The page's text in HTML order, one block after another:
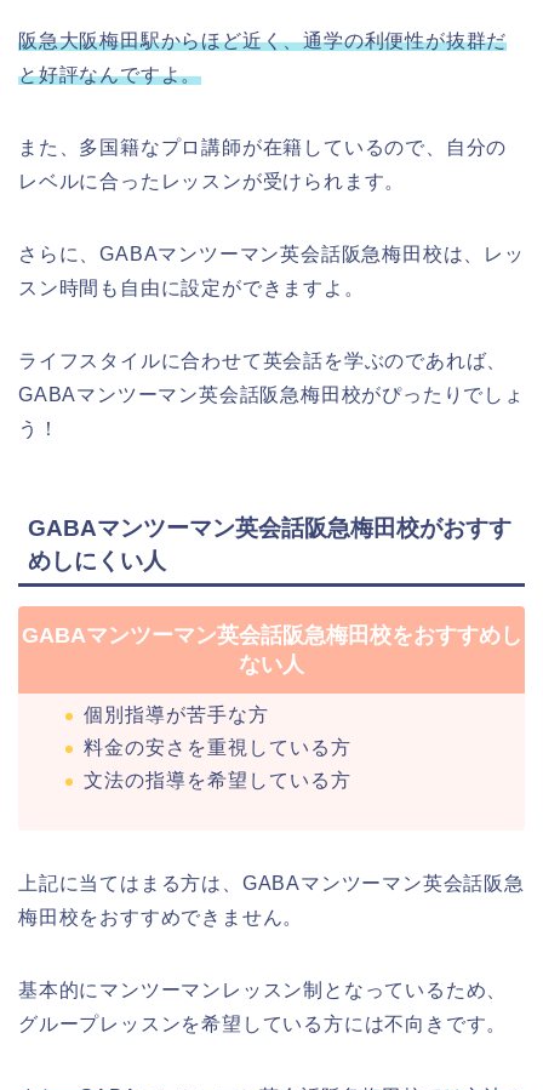
阪急大阪梅田駅からほど近く、通学の利便性が抜群だ
と好評なんですよ。
また、多国籍なプロ講師が在籍しているので、自分の
レベルに合ったレッスンが受けられます。
さらに、GABAマンツーマン英会話阪急梅田校は、レッ
スン時間も自由に設定ができますよ。
ライフスタイルに合わせて英会話を学ぶのであれば、
GABAマンツーマン英会話阪急梅田校がぴったりでしょ
う！
GABAマンツーマン英会話阪急梅田校がおすす
めしにくい人
GABAマンツーマン英会話阪急梅田校をおすすめし
ない人
個別指導が苦手な方
料金の安さを重視している方
文法の指導を希望している方
上記に当てはまる方は、GABAマンツーマン英会話阪急
梅田校をおすすめできません。
基本的にマンツーマンレッスン制となっているため、
グループレッスンを希望している方には不向きです。